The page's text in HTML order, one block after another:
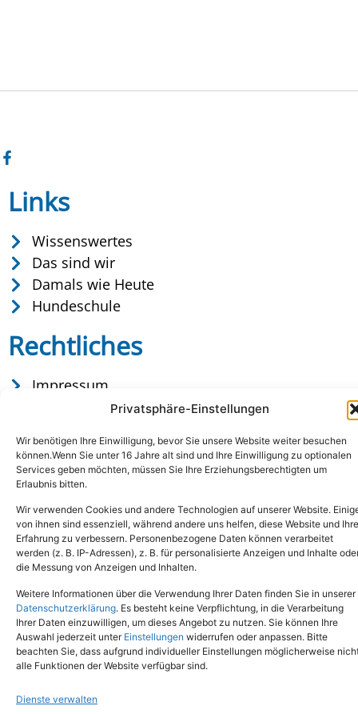
Privatsphäre-Einstellungen
Wir benötigen Ihre Einwilligung, bevor Sie unsere Website weiter besuchen
können.Wenn Sie unter 16 Jahre alt sind und Ihre Einwilligung zu optionalen
Services geben möchten, müssen Sie Ihre Erziehungsberechtigten um
Erlaubnis bitten.
Wir verwenden Cookies und andere Technologien auf unserer Website.
von ihnen sind essenziell, während andere uns helfen, diese Website und Ihre
Erfahrung zu verbessern. Personenbezogene Daten können verarbeitet
werden (z. B. IP-Adressen), z. B. für personalisierte Anzeigen und Inhalte
die Messung von Anzeigen und Inhalten.
Weitere Informationen über die Verwendung Ihrer Daten finden Sie in unserer
Datenschutzerklärung. Es besteht keine Verpflichtung, in die Verarbeitung
Ihrer Daten einzuwilligen, um dieses Angebot zu nutzen. Sie können Ihre
Auswahl jederzeit unter Einstellungen widerrufen oder anpassen. Bitte
beachten Sie, dass aufgrund individueller Einstellungen möglicherweise
alle Funktionen der Website verfügbar sind.
Dienste verwalten
Links
Wissenswertes
Das sind wir
Damals wie Heute
Hundeschule
Rechtliches
Impressum
Datenschutz
Copyright © 2024. Alle Rechte vorbehalten.
Tel.: (02651) - 77438info@tierheim-mayen.de
In der Pluns 1, 56727 Mayen